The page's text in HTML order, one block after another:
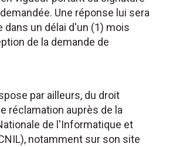
Une réponse lui sera
dans un délai d'un (1) mois
de la demande de
par ailleurs, du droit
réclamation auprès de la
de l'Informatique et
notamment sur son site